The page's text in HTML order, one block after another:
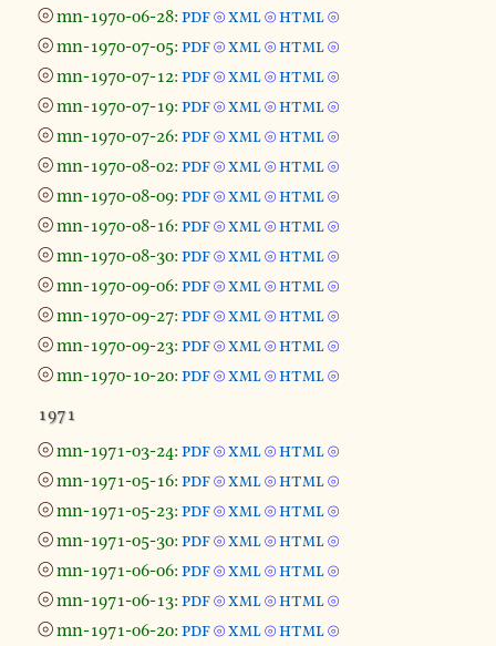
⦾mn-1970-06-28: pdf ⦾ xml ⦾ html ⦾
⦾mn-1970-07-05: pdf ⦾ xml ⦾ html ⦾
⦾mn-1970-07-12: pdf ⦾ xml ⦾ html ⦾
⦾mn-1970-07-19: pdf ⦾ xml ⦾ html ⦾
⦾mn-1970-07-26: pdf ⦾ xml ⦾ html ⦾
⦾mn-1970-08-02: pdf ⦾ xml ⦾ html ⦾
⦾mn-1970-08-09: pdf ⦾ xml ⦾ html ⦾
⦾mn-1970-08-16: pdf ⦾ xml ⦾ html ⦾
⦾mn-1970-08-30: pdf ⦾ xml ⦾ html ⦾
⦾mn-1970-09-06: pdf ⦾ xml ⦾ html ⦾
⦾mn-1970-09-27: pdf ⦾ xml ⦾ html ⦾
⦾mn-1970-09-23: pdf ⦾ xml ⦾ html ⦾
⦾mn-1970-10-20: pdf ⦾ xml ⦾ html ⦾
1971
⦾mn-1971-03-24: pdf ⦾ xml ⦾ html ⦾
⦾mn-1971-05-16: pdf ⦾ xml ⦾ html ⦾
⦾mn-1971-05-23: pdf ⦾ xml ⦾ html ⦾
⦾mn-1971-05-30: pdf ⦾ xml ⦾ html ⦾
⦾mn-1971-06-06: pdf ⦾ xml ⦾ html ⦾
⦾mn-1971-06-13: pdf ⦾ xml ⦾ html ⦾
⦾mn-1971-06-20: pdf ⦾ xml ⦾ html ⦾